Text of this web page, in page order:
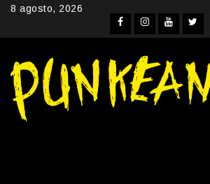
Skip8 agosto, 2026
Facebook
Instagram
YouTube